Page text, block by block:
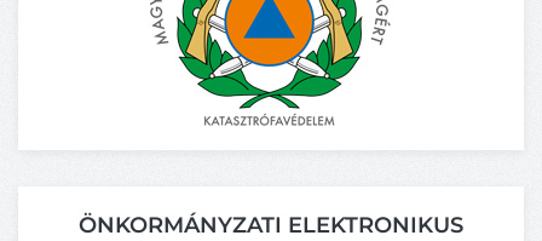
ÖNKORMÁNYZATI ELEKTRONIKUS